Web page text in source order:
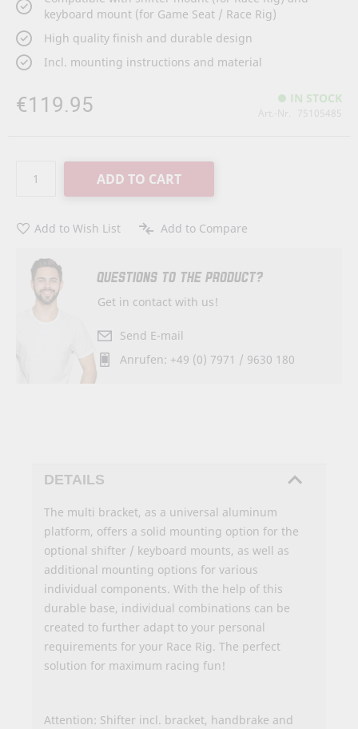
keyboard mount (for Game Seat / Race Rig)
High quality finish and durable design
Incl. mounting instructions and material
€119.95 IN STOCK
Art.-Nr. 75105485
ADD TO CART
Add to Wish List Add to Compare
QUESTIONS TO THE PRODUCT?
Get in contact with us!
Send E-mail
Anrufen: +49 (0) 7971 / 9630 180
DETAILS
The multi bracket, as a universal aluminum
platform, offers a solid mounting option for the
optional shifter / keyboard mounts, as well as
additional mounting options for various
individual components. With the help of this
durable base, individual combinations can be
created to further adapt to your personal
requirements for your Race Rig. The perfect
solution for maximum racing fun!
Attention: Shifter incl. bracket, handbrake and